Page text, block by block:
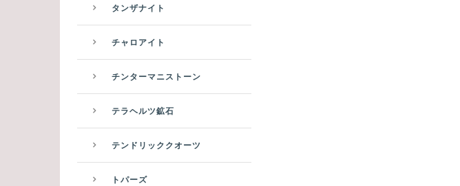
タンザナイト
チャロアイト
チンターマニストーン
テラヘルツ鉱石
テンドリッククオーツ
トパーズ